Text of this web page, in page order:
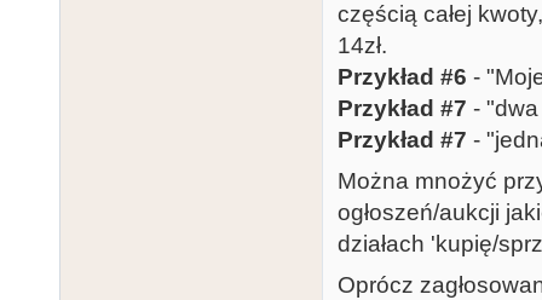
częścią całej
14zł.
Przykład #6 -
Przykład #7 -
Przykład #7 -
Można mnożyć
ogłoszeń/aukcji
działach 'kupię/
Oprócz